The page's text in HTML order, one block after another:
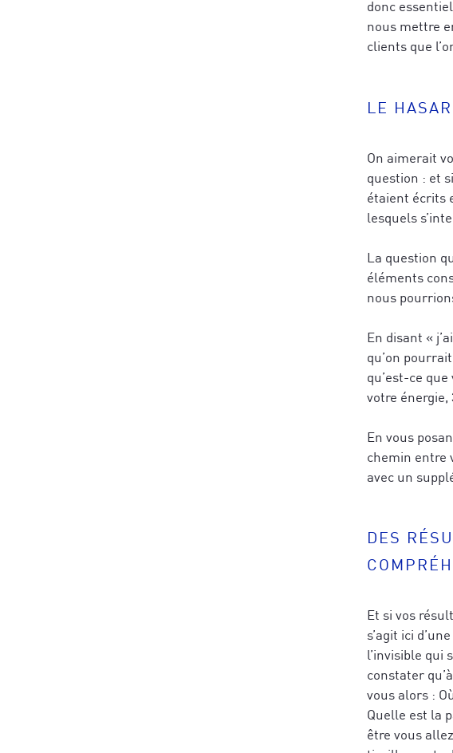
donc
nous mettre
clients que
LE
On aimerait
question : et
étaient écrits
lesquels
La question
éléments
nous
En disant «
qu’on
qu’est-ce
votre
En vous
chemin entre
avec un
DES
Et si vos
s’agit ici
l’invisible qui
constater
vous alors :
Quelle est la
être vous